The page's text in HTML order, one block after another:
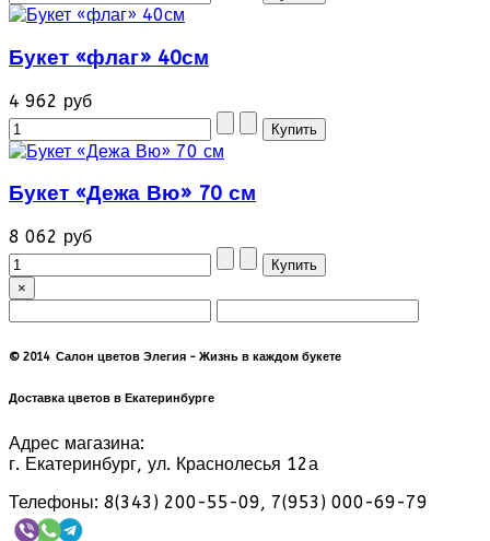
Букет «флаг» 40см
4 962 руб
Букет «Дежа Вю» 70 см
8 062 руб
×
© 2014 Салон цветов Элегия - Жизнь в каждом букете
Доставка цветов в Екатеринбурге
Адрес магазина:
г. Екатеринбург, ул. Краснолесья 12а
Телефоны: 8(343) 200-55-09, 7(953) 000-69-79